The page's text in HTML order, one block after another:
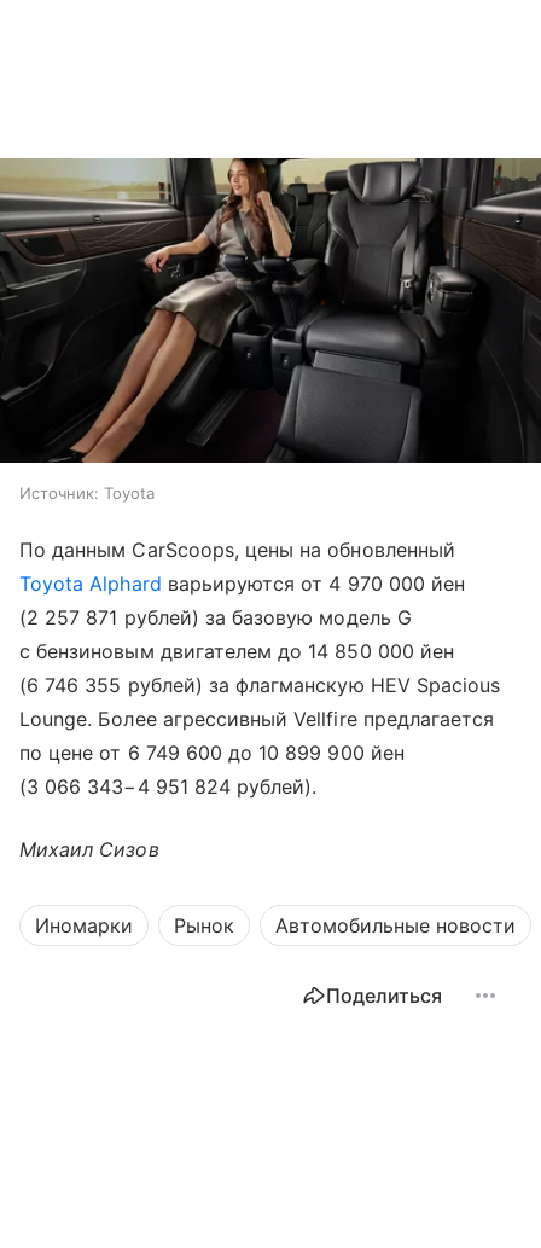
Источник: Toyota
По данным CarScoops, цены на обновленный
Toyota Alphard варьируются от 4 970 000 йен
(2 257 871 рублей) за базовую модель G
с бензиновым двигателем до 14 850 000 йен
(6 746 355 рублей) за флагманскую HEV Spacious
Lounge. Более агрессивный Vellfire предлагается
по цене от 6 749 600 до 10 899 900 йен
(3 066 343−4 951 824 рублей).
Михаил Сизов
Иномарки Рынок Автомобильные новости
Поделиться